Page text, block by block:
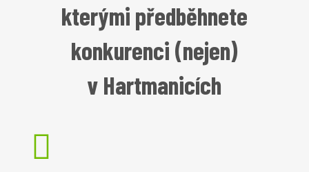
kterými předběhnete
konkurenci (nejen)
v Hartmanicích
